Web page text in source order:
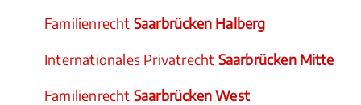
Familienrecht Saarbrücken Halberg
Internationales Privatrecht Saarbrücken Mitte
Familienrecht Saarbrücken West